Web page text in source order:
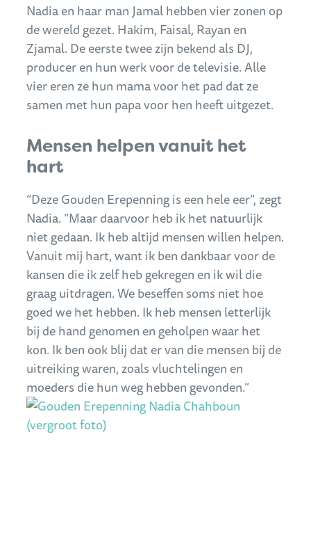
Nadia en haar man Jamal hebben vier zonen op
de wereld gezet. Hakim, Faisal, Rayan en
Zjamal. De eerste twee zijn bekend als DJ,
producer en hun werk voor de televisie. Alle
vier eren ze hun mama voor het pad dat ze
samen met hun papa voor hen heeft uitgezet.
Mensen helpen vanuit het
hart
“Deze Gouden Erepenning is een hele eer”, zegt
Nadia. “Maar daarvoor heb ik het natuurlijk
niet gedaan. Ik heb altijd mensen willen helpen.
Vanuit mij hart, want ik ben dankbaar voor de
kansen die ik zelf heb gekregen en ik wil die
graag uitdragen. We beseffen soms niet hoe
goed we het hebben. Ik heb mensen letterlijk
bij de hand genomen en geholpen waar het
kon. Ik ben ook blij dat er van die mensen bij de
uitreiking waren, zoals vluchtelingen en
moeders die hun weg hebben gevonden.”